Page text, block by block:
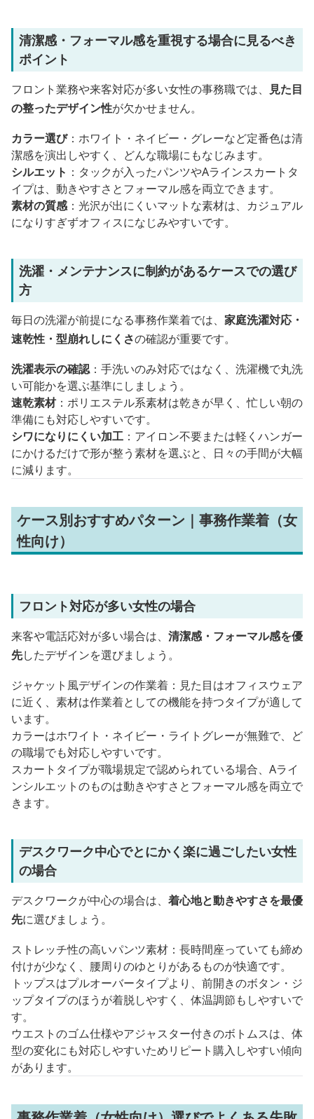
清潔感・フォーマル感を重視する場合に見るべき
ポイント
フロント業務や来客対応が多い女性の事務職では、
見た目
の整ったデザイン性が欠かせません。
カラー選び：ホワイト・ネイビー・グレーなど定番色は清
潔感を演出しやすく、どんな職場にもなじみます。
シルエット ：タックが入ったパンツやAラインスカートタ
イプは、動きやすさとフォーマル感を両立できます。
素材の質感：光沢が出にくいマットな素材は、カジュアル
になりすぎずオフィスになじみやすいです。
洗濯・メンテナンスに制約があるケースでの選び
方
毎日の洗濯が前提になる事務作業着では、 家庭洗濯対応・
速乾性・型崩れしにくさの確認が重要です。
洗濯表示の確認：手洗いのみ対応ではなく、洗濯機で丸洗
い可能かを選ぶ基準にしましょう。
速乾素材：ポリエステル系素材は乾きが早く、忙しい朝の
準備にも対応しやすいです。
シワになりにくい加工 ：アイロン不要または軽くハンガー
にかけるだけで形が整う素材を選ぶと、日々の手間が大幅
に減ります。
ケース別おすすめパターン｜事務作業着（女
性向け）
フロント対応が多い女性の場合
来客や電話応対が多い場合は、 清潔感・フォーマル感を優
先したデザインを選びましょう。
ジャケット風デザインの作業着：見た目はオフィスウェア
に近く、素材は作業着としての機能を持つタイプが適して
います。
カラーはホワイト・ネイビー・ライトグレーが無難で、ど
の職場でも対応しやすいです。
スカートタイプが職場規定で認められている場合、Aライ
ンシルエットのものは動きやすさとフォーマル感を両立で
きます。
デスクワーク中心でとにかく楽に過ごしたい女性
の場合
デスクワークが中心の場合は、 着心地と動きやすさを最優
先に選びましょう。
ストレッチ性の高いパンツ素材：長時間座っていても締め
付けが少なく、腰周りのゆとりがあるものが快適です。
トップスはプルオーバータイプより、前開きのボタン・ジ
ップタイプのほうが着脱しやすく、体温調節もしやすいで
す。
ウエストのゴム仕様やアジャスター付きのボトムスは、体
型の変化にも対応しやすいためリピート購入しやすい傾向
があります。